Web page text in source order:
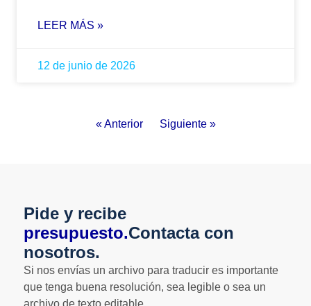
LEER MÁS »
12 de junio de 2026
« Anterior Siguiente »
Pide y recibe
presupuesto.Contacta con
nosotros.
Si nos envías un archivo para traducir es importante
que tenga buena resolución, sea legible o sea un
archivo de texto editable.